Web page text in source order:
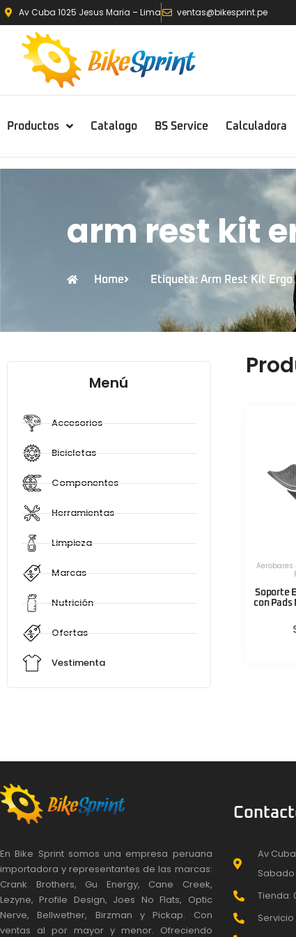
Av Cuba 1025 Jesus Maria – Lima ventas@bikesprint.pe
Productos Catalogo BS Service Calculadora
arm rest kit
Home Etiqueta: Arm Rest Kit Ergo
Menú
Accesorios
Bicicletas
Componentes
Herramientas
Limpieza
Marcas
Nutrición
Ofertas
Vestimenta
Aerobares
Soporte
con Pads
En Bike Sprint somos una empresa peruana
importadora y representantes de las marcas:
Crank Brothers, Gu Energy, Cane Creek,
Lezyne, Profile Design, Joes No Flats, Optic
Nerve, Bellwether, Birzman y Pickap. Con
ventas al por mayor y menor. Ofreciendo
Av
Sabado
Tienda:
Servicio